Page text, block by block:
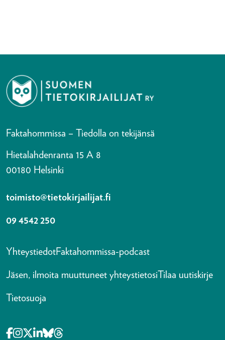
Faktahommissa – Tiedolla on tekijänsä
Hietalahdenranta 15 A 8
00180 Helsinki
toimisto@tietokirjailijat.fi
09 4542 250
YhteystiedotFaktahommissa-podcast
Jäsen, ilmoita muuttuneet yhteystietosi Tilaa uutiskirje
Tietosuoja
Opens in a new tab Facebook-f
Opens in a new tab Instagram
Opens in a new tab X-twitter
Opens in a new tab Linkedin-in
Opens in a new tab Bluesky